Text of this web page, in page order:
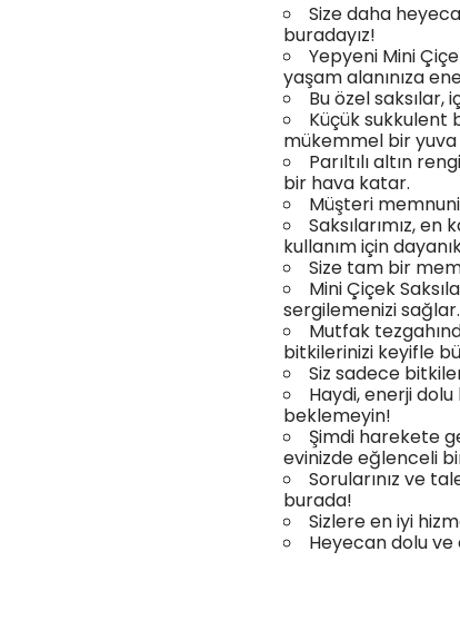
Size daha
buradayız!
Yepyeni Mini
yaşam alanınıza
Bu özel saksılar,
Küçük sukkulent
mükemmel bir yuva
Parıltılı altın
bir hava katar.
Müşteri
Saksılarımız,
kullanım için
Size tam bir
Mini Çiçek
sergilemenizi sağlar.
Mutfak
bitkilerinizi keyifle
Siz sadece
Haydi, enerji
beklemeyin!
Şimdi harekete
evinizde eğlenceli
Sorularınız ve
burada!
Sizlere en iyi
Heyecan dolu